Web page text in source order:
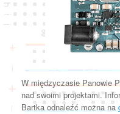
W międzyczasie Panowie
nad swoimi projektami.
Bartka odnaleźć można na